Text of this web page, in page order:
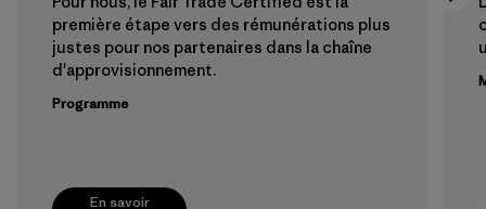
En savoir
première étape vers des rémunérations plus
justes pour nos partenaires dans la chaîne
d'approvisionnement.
Programme